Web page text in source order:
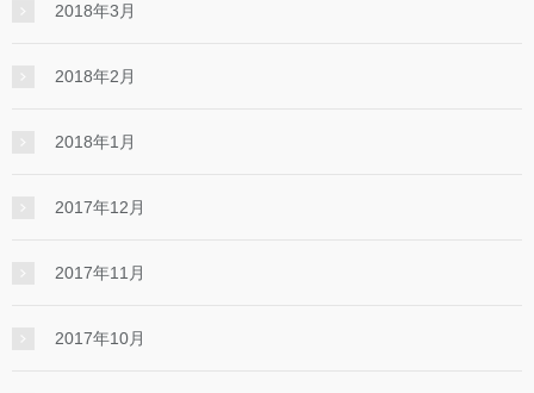
2018年3月
2018年2月
2018年1月
2017年12月
2017年11月
2017年10月